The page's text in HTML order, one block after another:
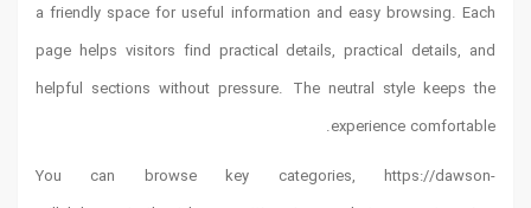
a friendly space for useful
page helps visitors find
helpful sections without
You can browse